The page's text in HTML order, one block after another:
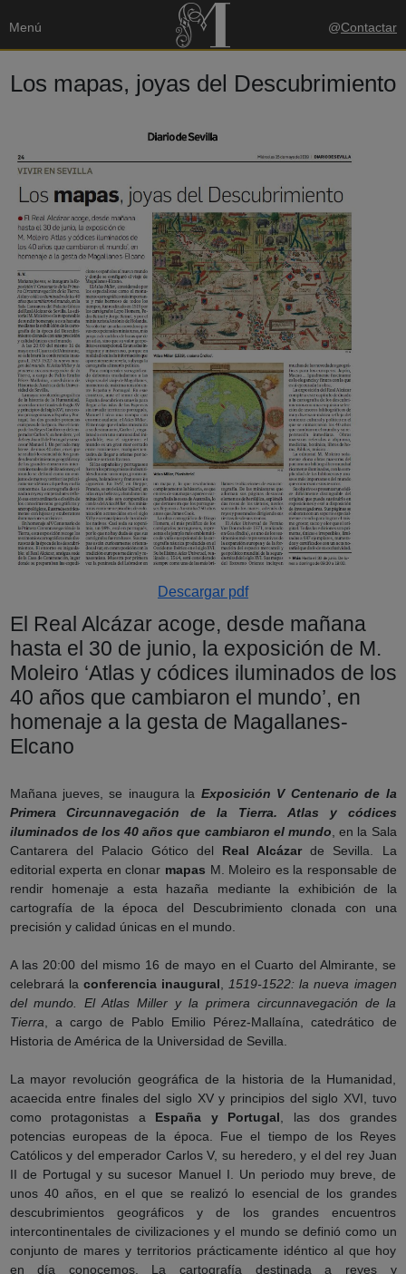
Menú @Contactar
Los mapas, joyas del Descubrimiento
Descargar pdf
El Real Alcázar acoge, desde mañana
hasta el 30 de junio, la exposición de M.
Moleiro ‘Atlas y códices iluminados de los
40 años que cambiaron el mundo’, en
homenaje a la gesta de Magallanes-
Elcano
Mañana jueves, se inaugura la Exposición V Centenario de la
Primera Circunnavegación de la Tierra. Atlas y códices
iluminados de los 40 años que cambiaron el mundo, en la Sala
Cantarera del Palacio Gótico del Real Alcázar de Sevilla. La
editorial experta en clonar mapas M. Moleiro es la responsable de
rendir homenaje a esta hazaña mediante la exhibición de la
cartografía de la época del Descubrimiento clonada con una
precisión y calidad únicas en el mundo.
A las 20:00 del mismo 16 de mayo en el Cuarto del Almirante, se
celebrará la conferencia inaugural,1519-1522: la nueva imagen
del mundo. El Atlas Miller y la primera circunnavegación de la
Tierra, a cargo de Pablo Emilio Pérez-Mallaína, catedrático de
Historia de América de la Universidad de Sevilla.
La mayor revolución geográfica de la historia de la Humanidad,
acaecida entre finales del siglo XV y principios del siglo XVI, tuvo
como protagonistas a España y Portugal, las dos grandes
potencias europeas de la época. Fue el tiempo de los Reyes
Católicos y del emperador Carlos V, su heredero, y el del rey Juan
II de Portugal y su sucesor Manuel I. Un periodo muy breve, de
unos 40 años, en el que se realizó lo esencial de los grandes
descubrimientos geográficos y de los grandes encuentros
intercontinentales de civilizaciones y el mundo se definió como un
conjunto de mares y territorios prácticamente idéntico al que hoy
en día conocemos. La cartografía destinada a reyes y